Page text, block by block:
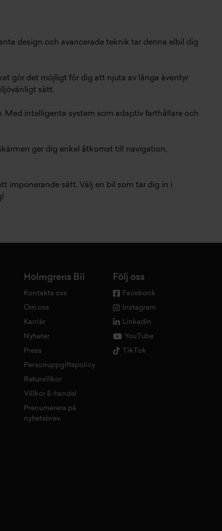
design och avancerade teknik tar denna elbil dig
gör det möjligt för dig att njuta av långa äventyr
sätt.
Med intelligenta system som adaptiv farthållare och
ger dig enkel åtkomst till navigation,
imponerande sätt. Välj en bil som tar dig in i
Holmgrens Bil
Kontakta oss
Om oss
Karriär
Nyheter
Press
Personuppgiftspolicy
Returvillkor
Villkor E-handel
Prenumerera på
nyhetsbrev
Följ oss
Facebook
Instagram
LinkedIn
YouTube
TikTok